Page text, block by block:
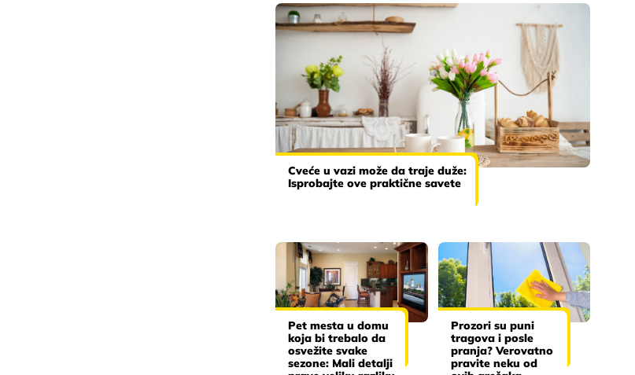
Cveće u vazi može da traje duže:
Isprobajte ove praktične savete
Pet mesta u domu
koja bi trebalo da
osvežite svake
sezone: Mali detalji
Prozori su puni
tragova i posle
pranja? Verovatno
pravite neku od